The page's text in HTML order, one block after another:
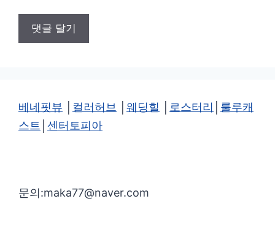
베네핏뷰 컬러허브 웨딩힐 로스터리
룰루캐
스트
센터토피아
문의:maka77@naver.com